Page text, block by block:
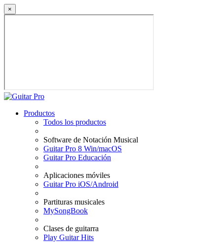
×
Productos
Todos los productos
Software de Notación Musical
Guitar Pro 8 Win/macOS
Guitar Pro Educación
Aplicaciones móviles
Guitar Pro iOS/Android
Partituras musicales
MySongBook
Clases de guitarra
Play Guitar Hits